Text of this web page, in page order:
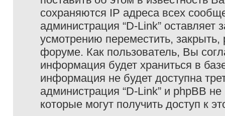
сохраняются IP адреса всех
администрация “D-Link”
усмотрению переместить,
форуме. Как пользователь, Вы
информация будет храниться в
информация не будет доступна
администрация “D-Link” и phpBB
которые могут получить доступ к